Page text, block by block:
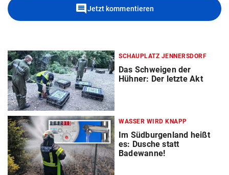
commentJetzt kommentieren
SCHAUPLATZ JENNERSDORF
Das Schweigen der
Hühner: Der letzte Akt
WASSER WIRD KNAPP
Im Südburgenland heißt
es: Dusche statt
Badewanne!